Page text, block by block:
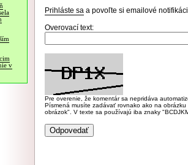
v
Prihláste sa a povoľte si emailové
Overovací text:
Pre overenie, že komentár sa nepridáva
Písmená musíte zadávať rovnako ako na
obrázok". V texte sa používajú iba znaky